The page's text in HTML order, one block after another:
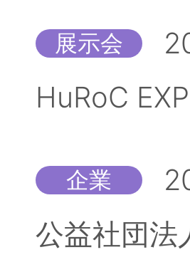
展示会
HuRoC
企業
公益社団法